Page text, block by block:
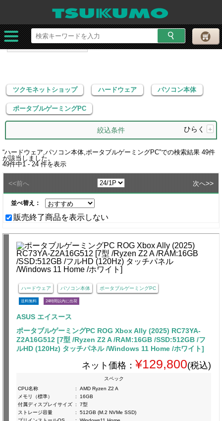
ツクモネットショップ ハードウェア
パソコン本体
ポータブルゲーミングPC
ツクモネットショップ ハードウェア パソコン本体
ポータブルゲーミングPC
絞込条件 ひらく +
“ハードウェア,パソコン本体,ポータブルゲーミングPC”での検索結果 49件
が該当しました。
49件中1 - 24 件を表示
<<前へ 次へ>>
並べ替え：
販売終了商品を表示しない
ハードウェア パソコン本体 ポータブルゲーミングPC
送料無料 24時間以内に出荷
ASUS エイスース
ポータブルゲーミングPC ROG Xbox Ally (2025) RC73YA-
Z2A16G512 [7型 /Ryzen Z2 A /RAM:16GB /SSD:512GB /フ
ルHD (120Hz) タッチパネル /Windows 11 Home /ホワイト]
ネット価格： ¥129,800(税込)
スペック
CPU名称
:
AMD Ryzen Z2 A
メモリ（標準）
:
16GB
付属ディスプレイサイズ :
7型
ストレージ容量
:
512GB (M.2 NVMe SSD)